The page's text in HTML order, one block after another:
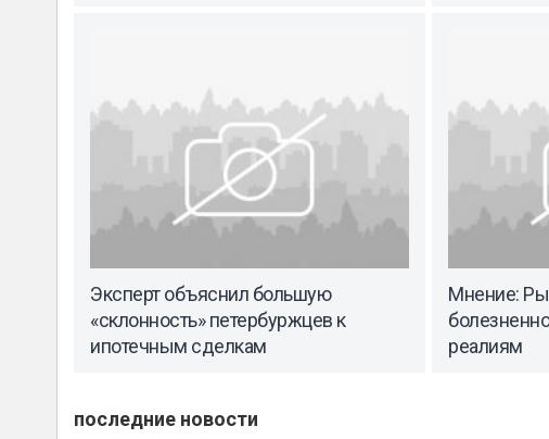
Эксперт объяснил большую
«склонность» петербуржцев к
ипотечным сделкам
Мнение:
реалиям
последние новости